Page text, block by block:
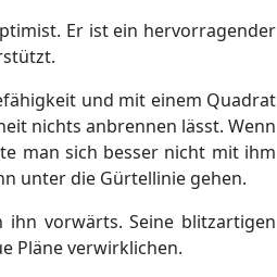
Er ist ein hervorragender
und mit einem Quadrat
nichts anbrennen lässt. Wenn
man sich besser nicht mit ihm
unter die Gürtellinie gehen.
vorwärts. Seine blitzartigen
Pläne verwirklichen.